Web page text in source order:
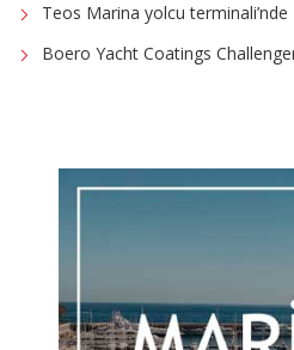
Teos Marina yolcu
Boero Yacht Coatings